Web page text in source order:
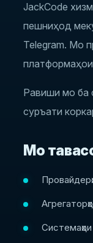
JackCode
пешниҳод
Telegram. Мо
Равиши мо ба
суръати
Мо